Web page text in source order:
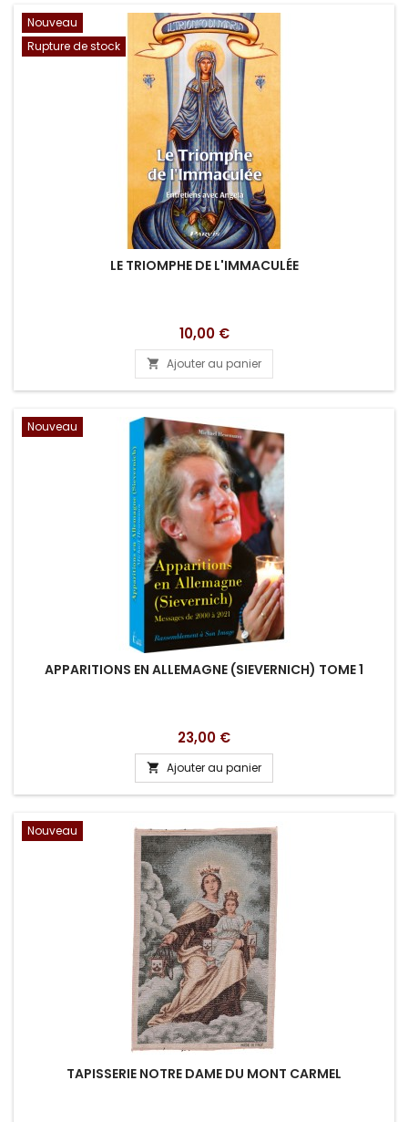
Nouveau
Rupture de stock
LE TRIOMPHE DE L'IMMACULÉE
Prix
10,00 €
 Ajouter au panier
Nouveau
APPARITIONS EN ALLEMAGNE (SIEVERNICH) TOME 1
Prix
23,00 €
 Ajouter au panier
Nouveau
TAPISSERIE NOTRE DAME DU MONT CARMEL